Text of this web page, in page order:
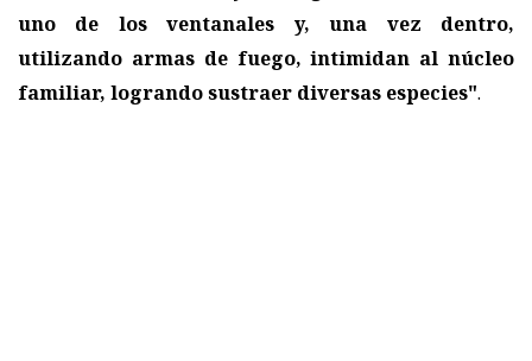
uno de los ventanales y, una vez dentro,
utilizando armas de fuego, intimidan al núcleo
familiar, logrando sustraer diversas especies".